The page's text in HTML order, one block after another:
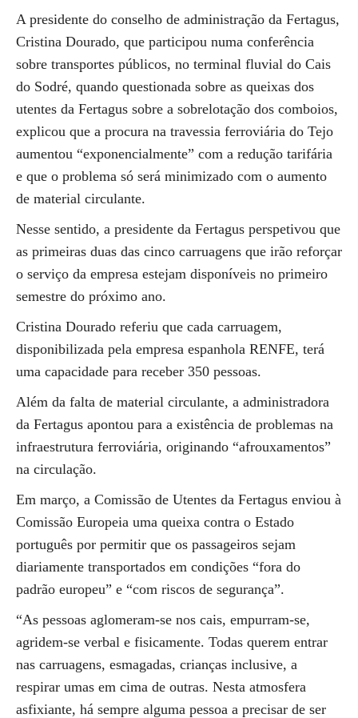
A presidente do conselho de administração da Fertagus,
Cristina Dourado, que participou numa conferência
sobre transportes públicos, no terminal fluvial do Cais
do Sodré, quando questionada sobre as queixas dos
utentes da Fertagus sobre a sobrelotação dos comboios,
explicou que a procura na travessia ferroviária do Tejo
aumentou “exponencialmente” com a redução tarifária
e que o problema só será minimizado com o aumento
de material circulante.
Nesse sentido, a presidente da Fertagus perspetivou que
as primeiras duas das cinco carruagens que irão reforçar
o serviço da empresa estejam disponíveis no primeiro
semestre do próximo ano.
Cristina Dourado referiu que cada carruagem,
disponibilizada pela empresa espanhola RENFE, terá
uma capacidade para receber 350 pessoas.
Além da falta de material circulante, a administradora
da Fertagus apontou para a existência de problemas na
infraestrutura ferroviária, originando “afrouxamentos”
na circulação.
Em março, a Comissão de Utentes da Fertagus enviou à
Comissão Europeia uma queixa contra o Estado
português por permitir que os passageiros sejam
diariamente transportados em condições “fora do
padrão europeu” e “com riscos de segurança”.
“As pessoas aglomeram-se nos cais, empurram-se,
agridem-se verbal e fisicamente. Todas querem entrar
nas carruagens, esmagadas, crianças inclusive, a
respirar umas em cima de outras. Nesta atmosfera
asfixiante, há sempre alguma pessoa a precisar de ser